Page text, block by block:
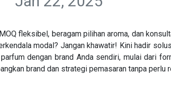
fleksibel, beragam pilihan aroma, dan
modal? Jangan khawatir! Kini hadir
dengan brand Anda sendiri, mulai dari
brand dan strategi pemasaran tanpa